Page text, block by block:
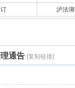
泸沽
通告 [复制链接]